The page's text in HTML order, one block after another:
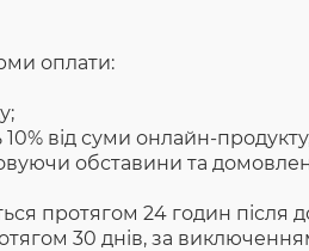
оплати:
від суми онлайн-
обставини та
протягом 24 годин після
30 днів, за